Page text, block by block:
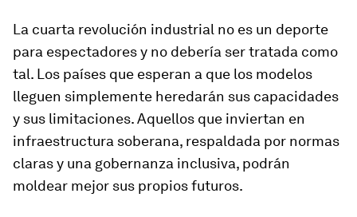
La cuarta revolución industrial no es un deporte
para espectadores y no debería ser tratada como
tal. Los países que esperan a que los modelos
lleguen simplemente heredarán sus capacidades
y sus limitaciones. Aquellos que inviertan en
infraestructura soberana, respaldada por normas
claras y una gobernanza inclusiva, podrán
moldear mejor sus propios futuros.